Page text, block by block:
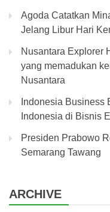
Agoda Catatkan
Jelang Libur Hari
Nusantara Explorer
yang memadukan
Nusantara
Indonesia Business
Indonesia di Bisnis
Presiden Prabowo
Semarang Tawang
ARCHIVE